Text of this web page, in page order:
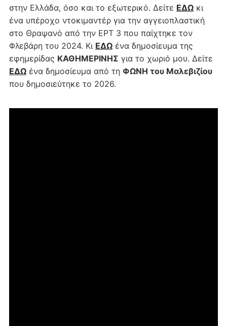
στην Ελλάδα, όσο και το εξωτερικό. Δείτε ΕΔΩκι
ένα υπέροχο ντοκιμαντέρ για την αγγειοπλαστική
στο Θραψανό από την ΕΡΤ 3 που παίχτηκε τον
Φλεβάρη του 2024. Κι ΕΔΩένα δημοσίευμα της
εφημερίδας ΚΑΘΗΜΕΡΙΝΗΣ για το χωριό μου. Δείτε
ΕΔΩένα δημοσίευμα από τη ΦΩΝΗ του Μαλεβιζίου
που δημοσιεύτηκε το 2026.